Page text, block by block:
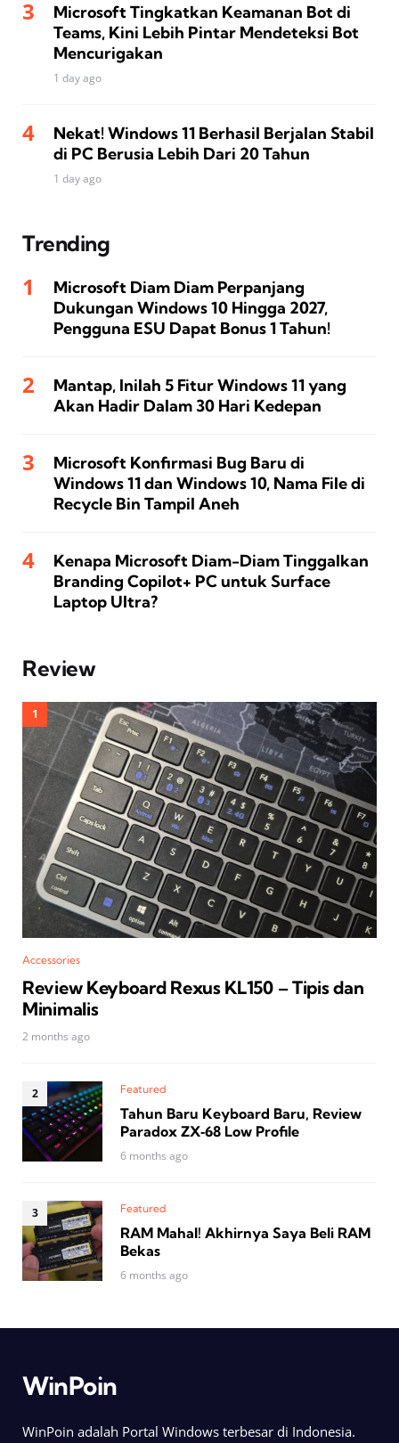
Microsoft Tingkatkan Keamanan Bot di
Teams, Kini Lebih Pintar Mendeteksi Bot
Mencurigakan
1 day ago
Nekat! Windows 11 Berhasil Berjalan Stabil
di PC Berusia Lebih Dari 20 Tahun
1 day ago
Trending
Microsoft Diam Diam Perpanjang
Dukungan Windows 10 Hingga 2027,
Pengguna ESU Dapat Bonus 1 Tahun!
Mantap, Inilah 5 Fitur Windows 11 yang
Akan Hadir Dalam 30 Hari Kedepan
Microsoft Konfirmasi Bug Baru di
Windows 11 dan Windows 10, Nama File di
Recycle Bin Tampil Aneh
Kenapa Microsoft Diam-Diam Tinggalkan
Branding Copilot+ PC untuk Surface
Laptop Ultra?
Review
Accessories
Review Keyboard Rexus KL150 – Tipis dan
Minimalis
2 months ago
Featured
Tahun Baru Keyboard Baru, Review
Paradox ZX‑68 Low Profile
6 months ago
Featured
RAM Mahal! Akhirnya Saya Beli RAM
Bekas
6 months ago
WinPoin
WinPoin adalah Portal Windows terbesar di Indonesia.